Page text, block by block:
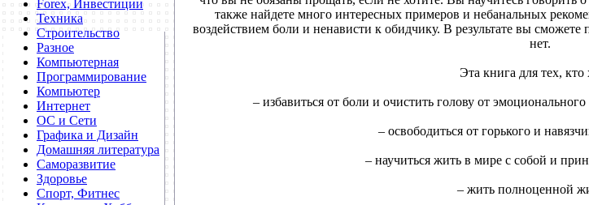
Forex, Инвестиции
Техника
Строительство
Разное
Компьютерная
Программирование
Компьютер
Интернет
ОС и Сети
Графика и Дизайн
Домашняя литература
Саморазвитие
Здоровье
Спорт, Фитнес
также найдете много интересных примеров и небанальных
воздействием боли и ненависти к обидчику. В результате вы
нет.
Эта книга для тех, кто
– избавиться от боли и очистить голову от
– освободиться от горького и
– научиться жить в мире с собой и
– жить полноценной